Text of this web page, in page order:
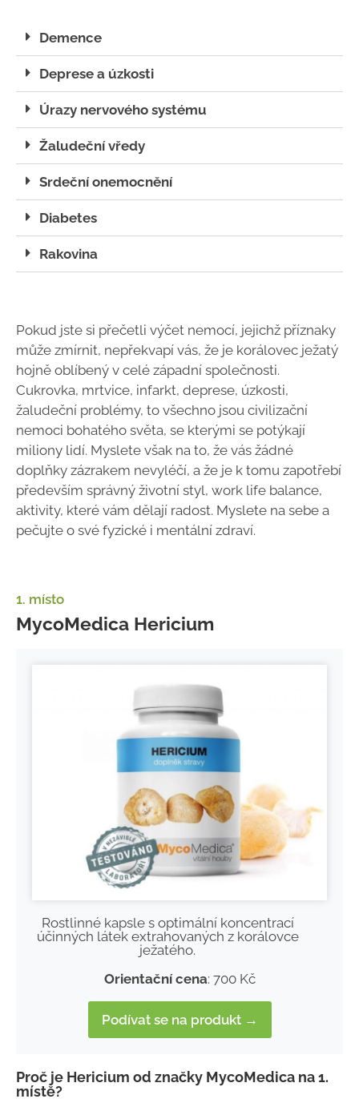
Demence
Deprese a úzkosti
Úrazy nervového systému
Žaludeční vředy
Srdeční onemocnění
Diabetes
Rakovina
Pokud jste si přečetli výčet nemocí, jejichž příznaky
může zmírnit, nepřekvapí vás, že je korálovec ježatý
hojně oblíbený v celé západní společnosti.
Cukrovka, mrtvice, infarkt, deprese, úzkosti,
žaludeční problémy, to všechno jsou civilizační
nemoci bohatého světa, se kterými se potýkají
miliony lidí. Myslete však na to, že vás žádné
doplňky zázrakem nevyléčí, a že je k tomu zapotřebí
především správný životní styl, work life balance,
aktivity, které vám dělají radost. Myslete na sebe a
pečujte o své fyzické i mentální zdraví.
1. místo
MycoMedica Hericium
Rostlinné kapsle s optimální koncentrací
účinných látek extrahovaných z korálovce
ježatého.
Orientační cena: 700 Kč
Podívat se na produkt →
Proč je Hericium od značky MycoMedica na 1.
místě?